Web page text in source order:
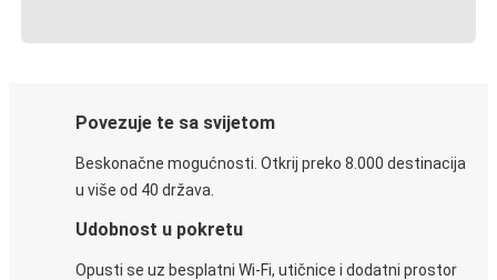
Povezuje te sa svijetom
Beskonačne mogućnosti. Otkrij preko 8.000 destinacija
u više od 40 država.
Udobnost u pokretu
Opusti se uz besplatni Wi-Fi, utičnice i dodatni prostor